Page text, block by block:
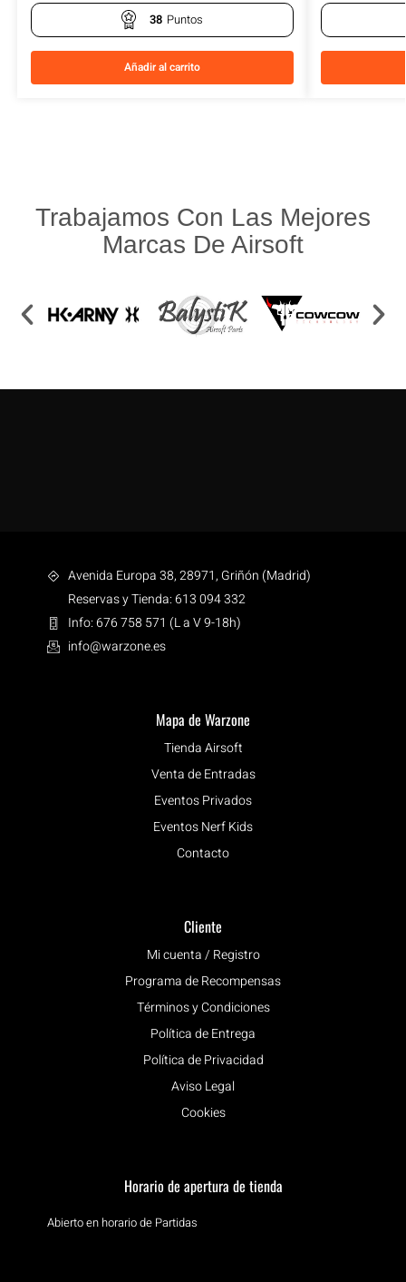
38 Puntos
Añadir al carrito
Trabajamos Con Las Mejores
Marcas De Airsoft
Avenida Europa 38, 28971, Griñón (Madrid)
Reservas y Tienda: 613 094 332
Info: 676 758 571 (L a V 9-18h)
info@warzone.es
Mapa de Warzone
Tienda Airsoft
Venta de Entradas
Eventos Privados
Eventos Nerf Kids
Contacto
Cliente
Mi cuenta / Registro
Programa de Recompensas
Términos y Condiciones
Política de Entrega
Política de Privacidad
Aviso Legal
Cookies
Horario de apertura de tienda
Abierto en horario de Partidas